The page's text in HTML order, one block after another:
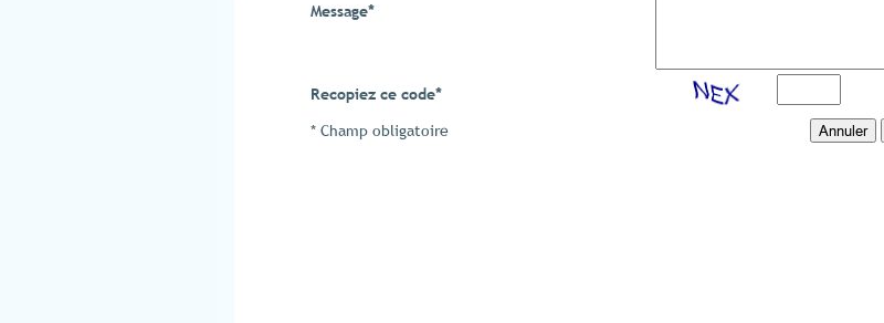
Message*
Recopiez ce code*
* Champ obligatoire